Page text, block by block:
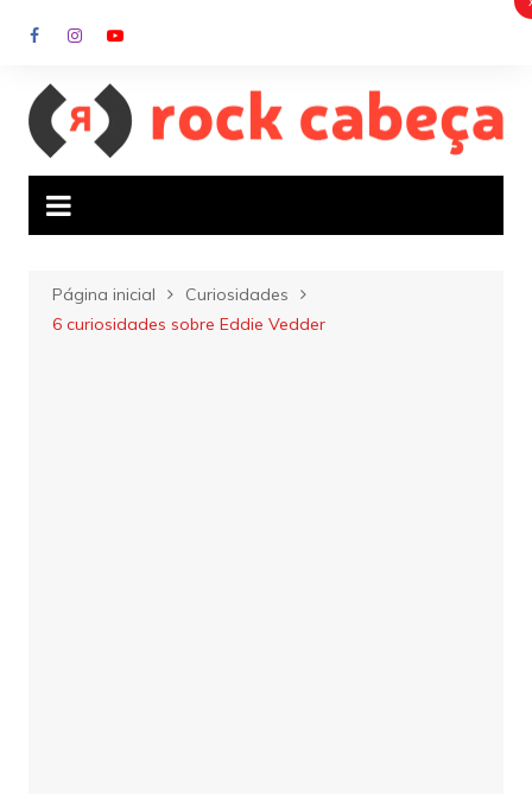
para
conteúdo
Página inicial
Curiosidades
6 curiosidades sobre Eddie Vedder